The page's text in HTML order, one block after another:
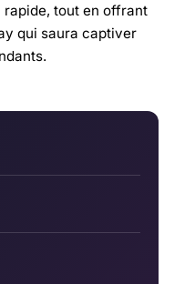
rapide, tout en offrant
qui saura captiver